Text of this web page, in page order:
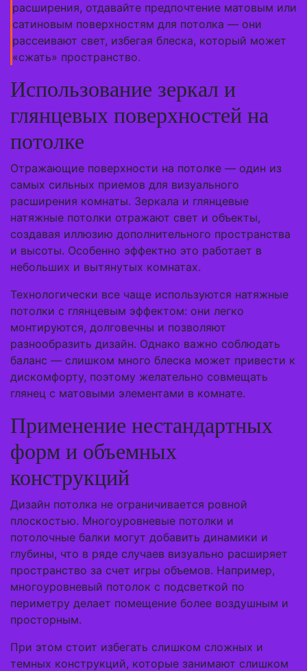
расширения, отдавайте предпочтение матовым или
сатиновым поверхностям для потолка — они
рассеивают свет, избегая блеска, который может
«сжать» пространство.
Использование зеркал и
глянцевых поверхностей на
потолке
Отражающие поверхности на потолке — один из
самых сильных приемов для визуального
расширения комнаты. Зеркала и глянцевые
натяжные потолки отражают свет и объекты,
создавая иллюзию дополнительного пространства
и высоты. Особенно эффектно это работает в
небольших и вытянутых комнатах.
Технологически все чаще используются натяжные
потолки с глянцевым эффектом: они легко
монтируются, долговечны и позволяют
разнообразить дизайн. Однако важно соблюдать
баланс — слишком много блеска может привести к
дискомфорту, поэтому желательно совмещать
глянец с матовыми элементами в комнате.
Применение нестандартных
форм и объемных
конструкций
Дизайн потолка не ограничивается ровной
плоскостью. Многоуровневые потолки и
потолочные балки могут добавить динамики и
глубины, что в ряде случаев визуально расширяет
пространство за счет игры объемов. Например,
многоуровневый потолок с подсветкой по
периметру делает помещение более воздушным и
просторным.
При этом стоит избегать слишком сложных и
темных конструкций, которые занимают слишком